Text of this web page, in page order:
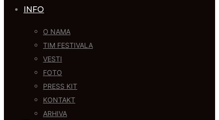
INFO
O NAMA
TIM FESTIVALA
VESTI
FOTO
PRESS KIT
KONTAKT
ARHIVA